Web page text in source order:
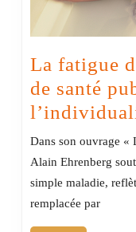
La fatigue
de santé
Dans son ouvrage «
Alain Ehrenberg
simple maladie,
remplacée par